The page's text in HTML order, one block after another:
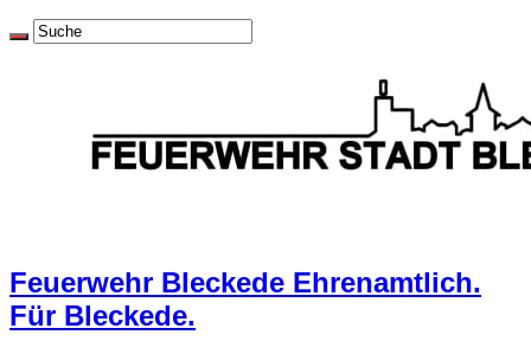
Feuerwehr Bleckede Ehrenamtlich.
Für Bleckede.